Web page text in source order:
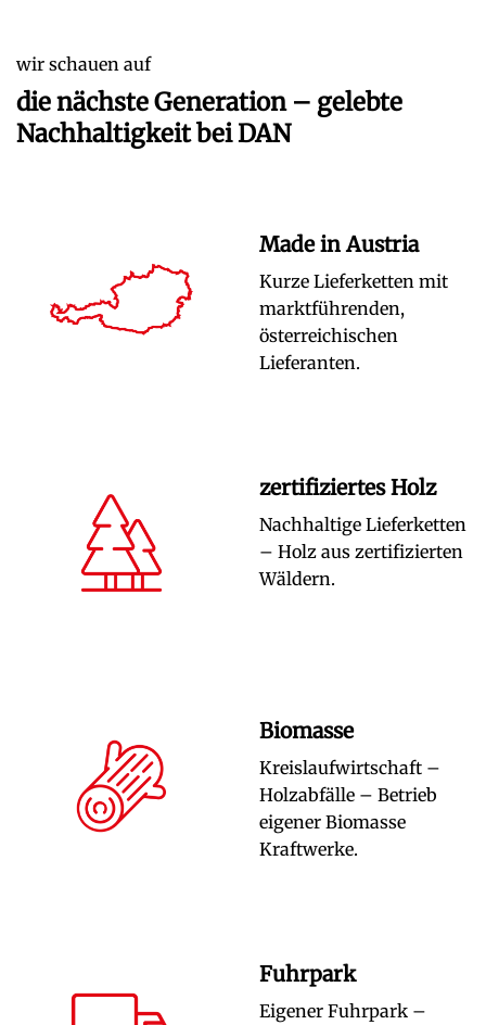
wir schauen auf
die nächste Generation – gelebte
Nachhaltigkeit bei DAN
Made in Austria
Kurze Lieferketten mit
marktführenden,
österreichischen
Lieferanten.
zertifiziertes Holz
Nachhaltige Lieferketten
– Holz aus zertifizierten
Wäldern.
Biomasse
Kreislaufwirtschaft –
Holzabfälle – Betrieb
eigener Biomasse
Kraftwerke.
Fuhrpark
Eigener Fuhrpark –